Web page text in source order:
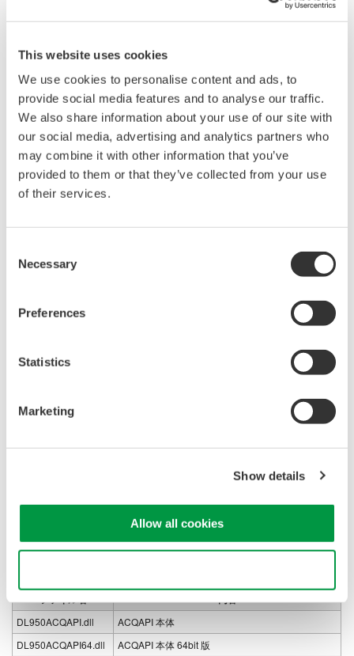
This website uses cookies
We use cookies to personalise content and ads, to
provide social media features and to analyse our traffic.
We also share information about your use of our site with
our social media, advertising and analytics partners who
may combine it with other information that you’ve
provided to them or that they’ve collected from your use
of their services.
Selection
Necessary
Preferences
Statistics
Marketing
Show details
Allow all cookies
10GbpsEthernet を用いた高速転送モードが有効な場
ード長は以下のようになります。
メモリー結合の詳細については、「DL950 スコープ
コーダスタートガイド（IM DL950-03JA）」の付録
をご覧ください。
標準モデル：250M
/M1 モデル：1G
/M2 モデル：2G
す。詳細機能につきましては，ユーサーズマニュアルを
API の初期化
各種パラメータ設定
波形データの取得
本ソフトウェアは以下のパッケージ構成からなります。
ファイル名 内容
DL950ACQAPI.dll
ACQAPI 本体
DL950ACQAPI64.dll
ACQAPI 本体 64bit 版